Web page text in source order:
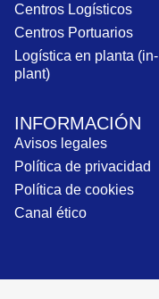
Centros Logísticos
Centros Portuarios
Logística en planta (in-
plant)
INFORMACIÓN
Avisos legales
Política de privacidad
Política de cookies
Canal ético